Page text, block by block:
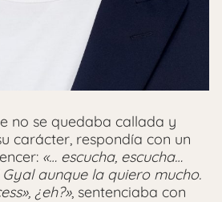
no se quedaba callada y
carácter, respondía con un
«… escucha, escucha…
aunque la quiero mucho.
¿eh?», sentenciaba con